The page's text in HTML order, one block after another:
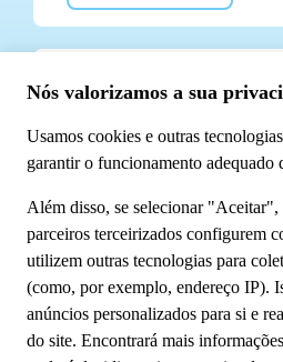
perca todas as nossas
Conheça-nos
Sobre o Grupo TUI
Sustentabilidade
A minha reserva
Fale Connosco